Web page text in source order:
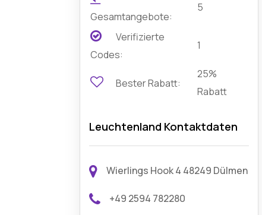
Gesamtangebote:
5
Verifizierte
Codes:
1
Bester Rabatt:
25%
Rabatt
Leuchtenland Kontaktdaten
Wierlings Hook 4 48249 Dülmen
+49 2594 782280